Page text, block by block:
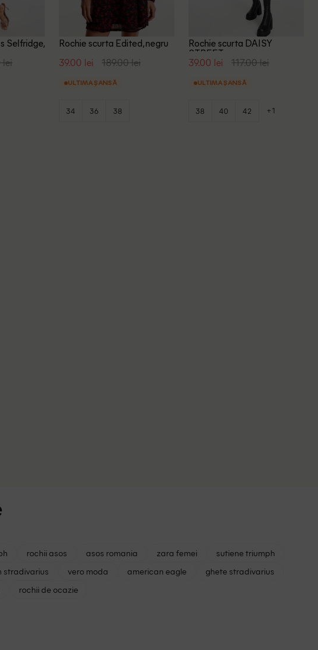
Selfridge,
lei
Rochie scurta Edited, negru
39.00 lei 189.00 lei
ULTIMA ȘANSĂ
34 36 38
Rochie scurta DAISY
STREET, negru
39.00 lei 117.00 lei
ULTIMA ȘANSĂ
38 40 42 +1
rochii asos asos romania zara femei
sutiene triumph
stradivarius vero moda american eagle
ghete stradivarius
rochii de ocazie